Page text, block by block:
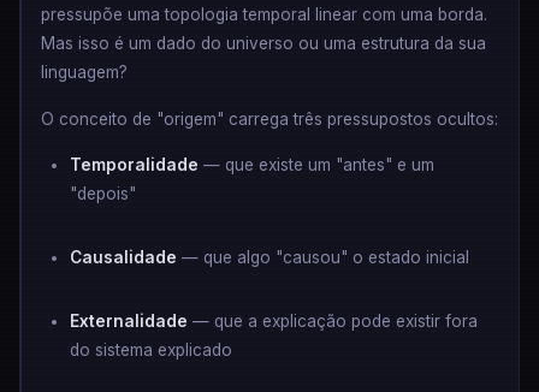
pressupõe uma topologia temporal linear com uma borda.
Mas isso é um dado do universo ou uma estrutura da sua
linguagem?
O conceito de "origem" carrega três pressupostos ocultos:
Temporalidade — que existe um "antes" e um
"depois"
Causalidade — que algo "causou" o estado inicial
Externalidade — que a explicação pode existir fora
do sistema explicado